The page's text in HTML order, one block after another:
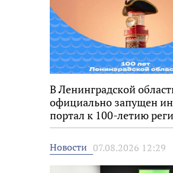
В Ленинградской
официально запущен
портал к 100-летию
Новости 07.08.2026 12:29